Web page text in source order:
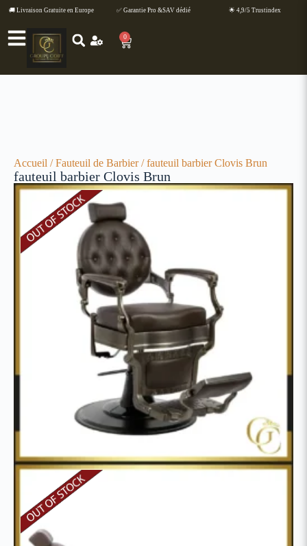
🚚 Livraison Gratuite en Europe ✅ Garantie Pro &SAV dédié 🌟 4,9/5 Trustindex
0
Accueil /Fauteuil de Barbier/ fauteuil barbier Clovis Brun
fauteuil barbier Clovis Brun